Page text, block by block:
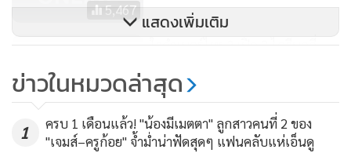
5,467
195,289
ใจดำเบอร์ไหน? เปิด 3 ไอจีบูลลี่
ช้า-ดำ แถมส่อคุกคามถึงโรงเรียน
แสดงเพิ่มเติม
ข่าวในหมวดล่าสุด
1
ครบ 1 เดือนแล้ว! "น้องมีเมตตา" ลูกสาวคนที่ 2 ของ
"เจมส์–ครูก้อย" จ้ำม่ำน่าฟัดสุดๆ แฟนคลับแห่เอ็นดู